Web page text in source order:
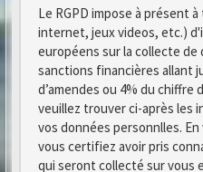
Le RGPD impose à présent
internet, jeux videos, etc.)
européens sur la collecte de
sanctions financières allant
d’amendes ou 4% du chiffre
veuillez trouver ci-après les
vos données personnlles.
vous certifiez avoir pris
qui seront collecté sur vous